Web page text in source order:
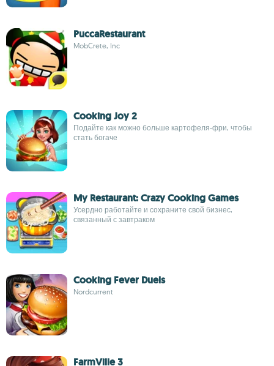
PuccaRestaurant
MobCrete, Inc
Cooking Joy 2
Подайте как можно больше картофеля-фри, чтобы
стать богаче
My Restaurant: Crazy Cooking Games
Усердно работайте и сохраните свой бизнес,
связанный с завтраком
Cooking Fever Duels
Nordcurrent
FarmVille 3